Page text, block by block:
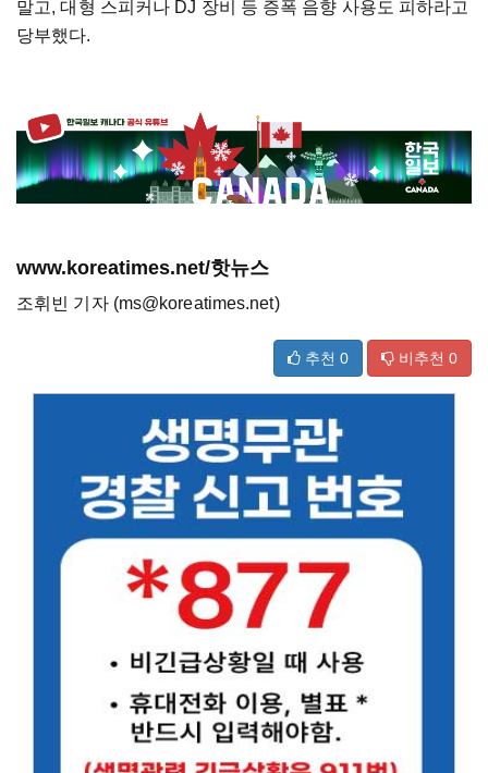
말고, 대형 스피커나 DJ 장비 등 증폭 음향 사용도 피하라고
당부했다.
www.koreatimes.net/핫뉴스
조휘빈 기자 (ms@koreatimes.net)
추천 0 비추천 0